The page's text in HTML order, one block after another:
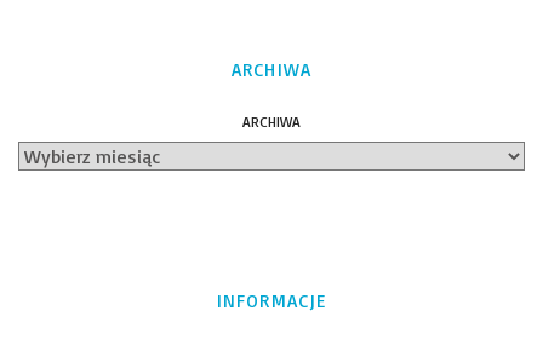
ARCHIWA
ARCHIWA
INFORMACJE